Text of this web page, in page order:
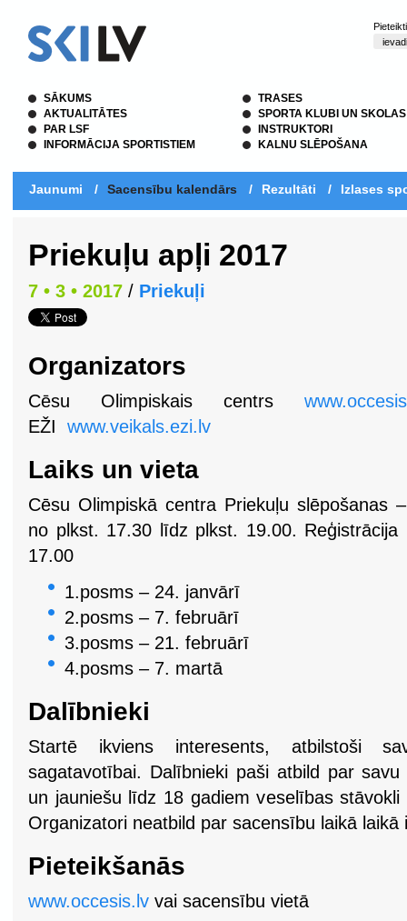
SĀKUMS
AKTUALITĀTES
PAR LSF
INFORMĀCIJA SPORTISTIEM
TRASES
SPORTA KLUBI UN SKOLAS
INSTRUKTORI
KALNU SLĒPOŠANA
Jaunumi / Sacensību kalendārs / Rezultāti / Izlases
Priekuļu apļi 2017
7 • 3 • 2017 / Priekuļi
Organizators
Cēsu Olimpiskais centrs
EŽI www.veikals.ezi.lv
Laiks un vieta
Cēsu Olimpiskā centra Priekuļu slēpošanas
no plkst. 17.30 līdz plkst. 19.00.
17.00
1.posms – 24. janvārī
2.posms – 7. februārī
3.posms – 21. februārī
4.posms – 7. martā
Dalībnieki
Startē ikviens interesents, atbilstoši
sagatavotībai. Dalībnieki paši atbild par
un jauniešu līdz 18 gadiem veselības
Organizatori neatbild par sacensību laikā
Pieteikšanās
www.occesis.lv vai sacensību vietā